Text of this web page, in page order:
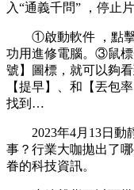
入“通義千問” ，停止片
①啟動軟件 ，點擊
功用進修電腦 。③
號】圖標，就可以
【提早】、和【丟
找到…
2023年4月13日動靜
事？行業大咖拋出了
眷的科技資訊。